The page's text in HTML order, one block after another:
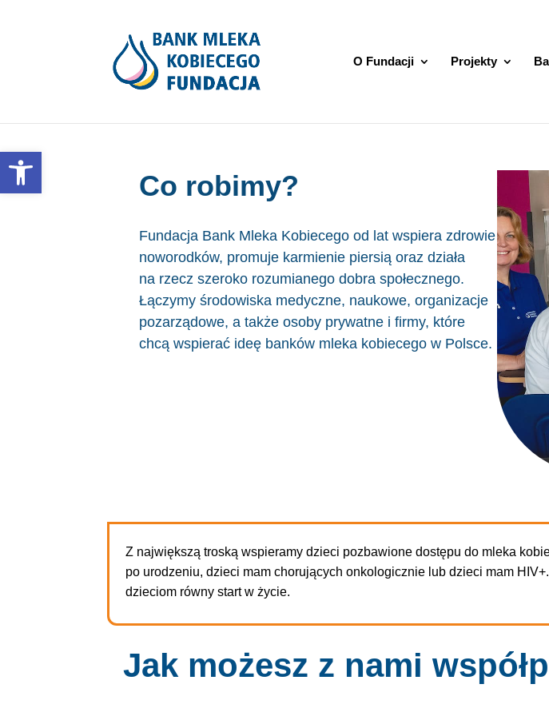
Otwórz pasek narzędzi
O Fundacji Projekty
Co robimy?
Fundacja Bank Mleka Kobiecego od lat wspiera zdrowie
noworodków, promuje karmienie piersią oraz działa
na rzecz szeroko rozumianego dobra społecznego.
Łączymy środowiska medyczne, naukowe, organizacje
pozarządowe, a także osoby prywatne i firmy, które
chcą wspierać ideę banków mleka kobiecego w Polsce.
Z największą troską wspieramy dzieci pozbawione dostępu do mleka
po urodzeniu, dzieci mam chorujących onkologicznie lub dzieci mam
dzieciom równy start w życie.
Jak możesz z nami